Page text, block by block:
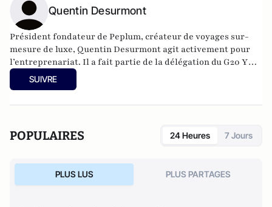
Quentin Desurmont
Président fondateur de Peplum, créateur de voyages sur-
mesure de luxe, Quentin Desurmont agit activement pour
l’entreprenariat. Il a fait partie de la délégation du G20 YES
à Moscou en 2013 et à Mexico en 2012, est membre de
Croissance + et des Entrepreneurs et Dirigeants Chrétiens.
SUIVRE
POPULAIRES 24 Heures 7 Jours
PLUS LUS PLUS PARTAGES